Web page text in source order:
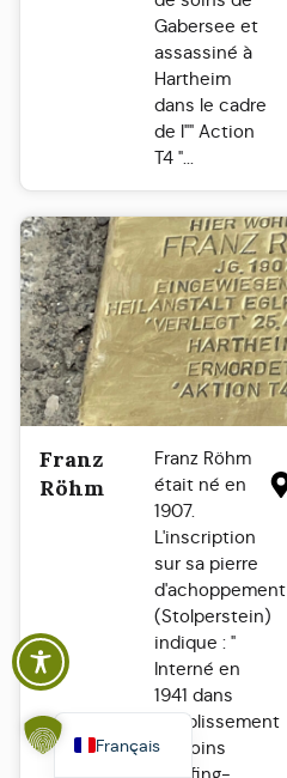
Gabersee et
assassiné à
Hartheim
dans le cadre
de l"" Action
T4 "...
Franz
Röhm
Franz Röhm
était né en
1907.
L'inscription
sur sa pierre
d'achoppement
(Stolperstein)
indique : "
Interné en
1941 dans
l'établissement
de soins
Français
Deutsch
Español